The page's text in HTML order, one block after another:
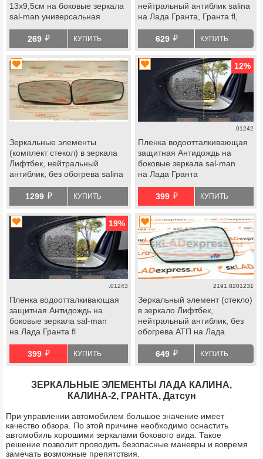
13х9,5см на боковые зеркала
sal-man универсальная
269 й КУПИТЬ
нейтральный антиблик salina
на Лада Гранта, Гранта fl,
629 й КУПИТЬ
Зеркальные элементы
(комплект стекол) в зеркала
Лифтбек, нейтральный
антиблик, без обогрева salina
Калина, Калина 2, datsun
1299 й КУПИТЬ
12%
.01242
Пленка водоотталкивающая
защитная Антидождь на
боковые зеркала sal-man
на Лада Гранта
399 й КУПИТЬ
19%
.01243
Пленка водоотталкивающая
защитная Антидождь на
боковые зеркала sal-man
на Лада Гранта fl
399 й КУПИТЬ
2191.8201231
Зеркальный элемент (стекло)
в зеркало Лифтбек,
нейтральный антиблик, без
обогрева АТП на Лада
Калина 2, datsun
649 й КУПИТЬ
ЗЕРКАЛЬНЫЕ ЭЛЕМЕНТЫ ЛАДА КАЛИНА,
КАЛИНА-2, ГРАНТА, Датсун
При управлении автомобилем большое значение имеет
качество обзора. По этой причине необходимо оснастить
автомобиль хорошими зеркалами бокового вида. Такое
решение позволит проводить безопасные маневры и вовремя
замечать возможные препятствия.